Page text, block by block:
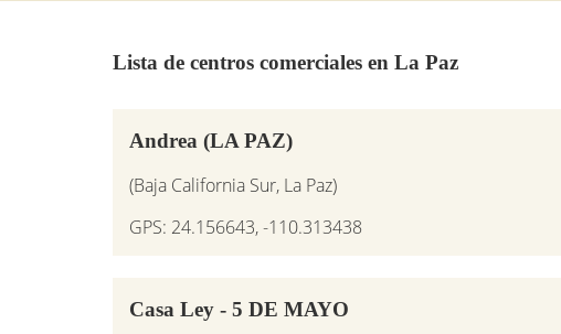
Lista de centros comerciales en La Paz
Andrea (LA PAZ)
(Baja California Sur, La Paz)
GPS: 24.156643, -110.313438
Casa Ley - 5 DE MAYO